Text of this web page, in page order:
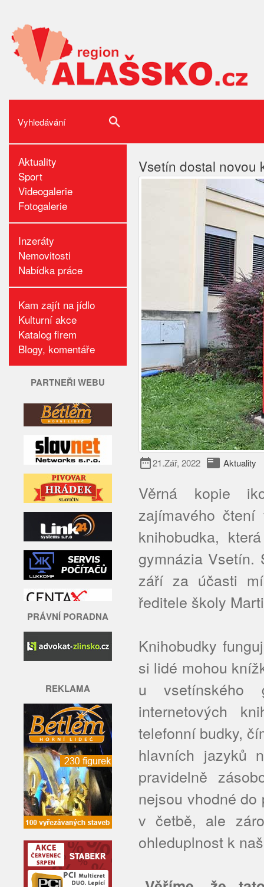
Aktuality
Sport
Videogalerie
Fotogalerie
Inzeráty
Nemovitosti
Nabídka práce
Kam zajít na jídlo
Kulturní akce
Katalog firem
Blogy, komentáře
PARTNEŘI WEBU
PRÁVNÍ PORADNA
REKLAMA
Vsetín dostal novou
date_range21.Zář, 2022 featured_play_list Aktuality
Věrná kopie
zajímavého
knihobudka,
gymnázia Vsetín.
září za účasti
ředitele školy
Knihobudky
si lidé mohou
u vsetínského
internetových
telefonní budky,
hlavních jazyků
pravidelně
nejsou vhodné
v četbě, ale
ohleduplnost k